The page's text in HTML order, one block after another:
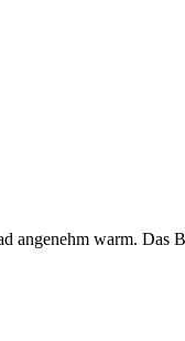
angenehm warm. Das